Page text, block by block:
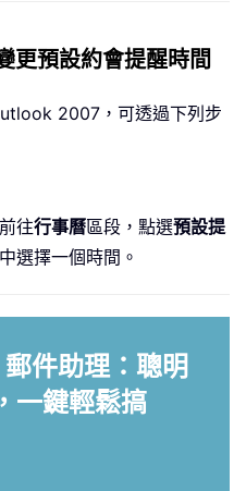
更預設約會提醒時間
2007，可透過下列步
往行事曆區段，點選預設提
選擇一個時間。
件助理：聰明
一鍵輕鬆搞